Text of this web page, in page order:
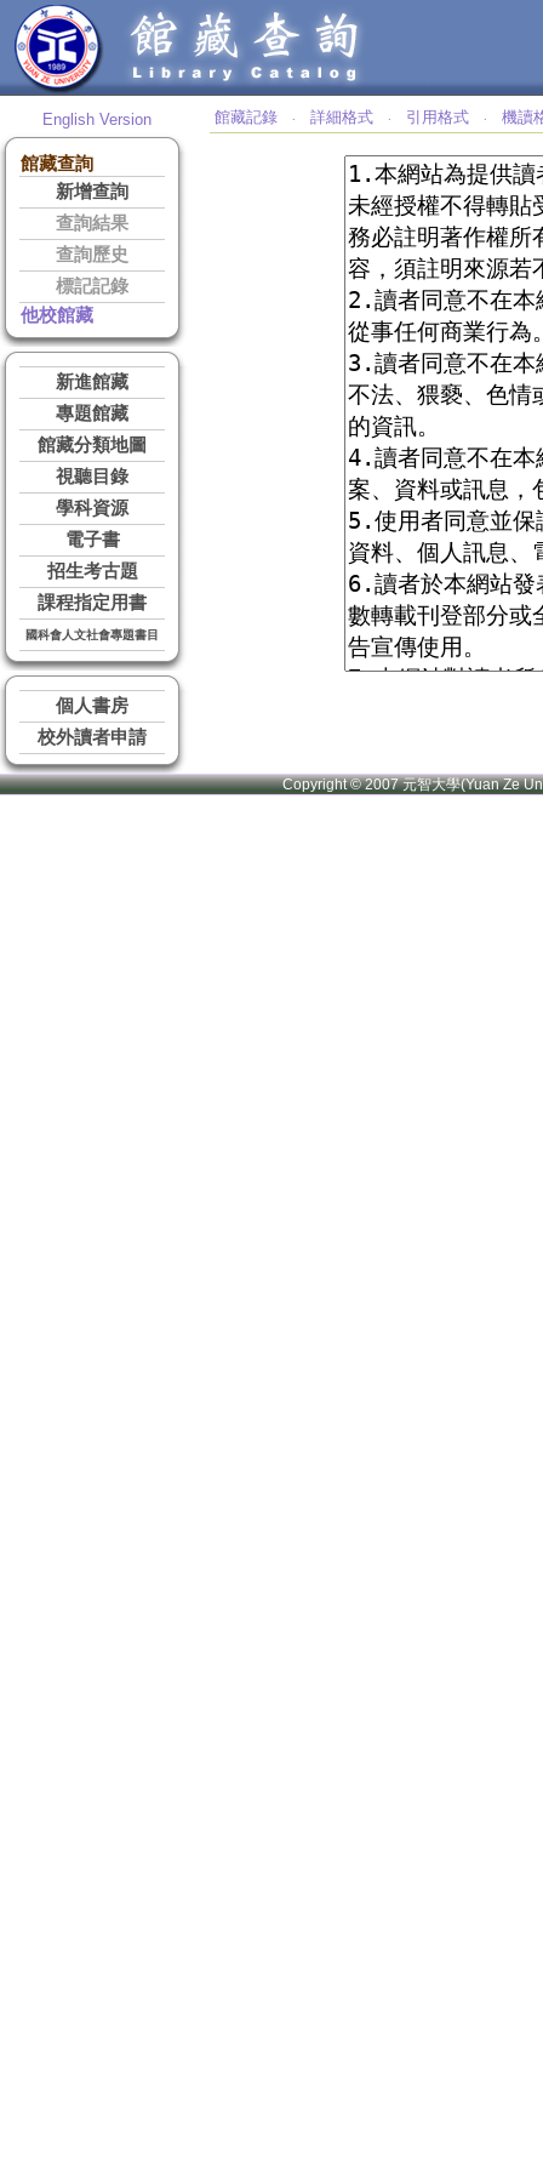
English Version
館藏查詢
新增查詢
查詢結果
查詢歷史
標記記錄
他校館藏
新進館藏
專題館藏
館藏分類地圖
視聽目錄
學科資源
電子書
招生考古題
課程指定用書
國科會人文社會專題書目
個人書房
校外讀者申請
館藏記錄 ‧ 詳細格式 ‧ 引用格式 ‧ 機讀
Copyright © 2007 元智大學(Yuan Ze